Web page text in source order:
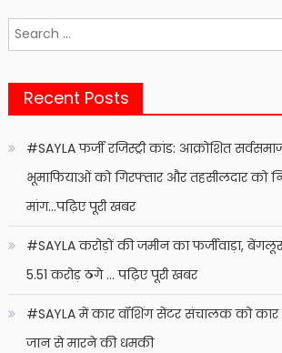
Search
for:
Recent Posts
#SAYLA फर्जी रजिस्ट्री कांड: आक्रोशित
भूमाफियाओं को गिरफ्तार और तहसीलदार को
मांग…पढ़िए पूरी खबर
#SAYLA करोड़ों की जमीन का फर्जीवाड़ा,
5.51 करोड़ ठगे … पढ़िए पूरी खबर
#SAYLA में कार वॉशिंग सेंटर संचालक को
जान से मारने की धमकी